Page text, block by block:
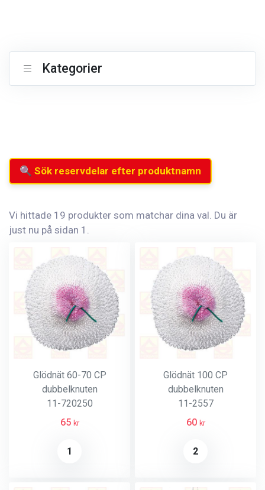
Kategorier
🔍 Sök reservdelar efter produktnamn
Vi hittade 19 produkter som matchar dina val. Du är
just nu på sidan 1.
Glödnät 60-70 CP
dubbelknuten
11-720250
65 kr
1
Glödnät 100 CP
dubbelknuten
11-2557
60 kr
2